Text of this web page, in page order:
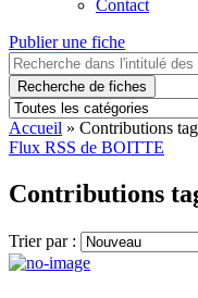
Contact
Publier une fiche
Recherche de fiches
Accueil » Contributions
Flux RSS de BOITTE
Contributions
Trier par :